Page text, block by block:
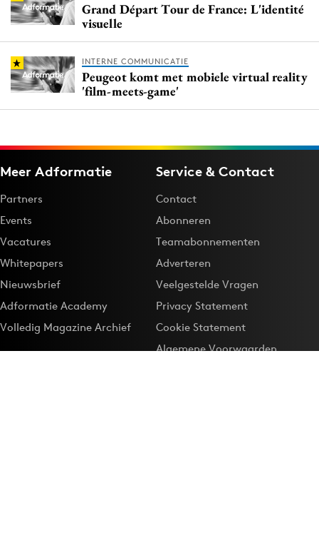
Grand Départ Tour de France: L'identité
visuelle
INTERNE COMMUNICATIE
Peugeot komt met mobiele virtual reality
'film-meets-game'
Meer Adformatie
Partners
Events
Vacatures
Whitepapers
Nieuwsbrief
Adformatie Academy
Volledig Magazine Archief
Service & Contact
Contact
Abonneren
Teamabonnementen
Adverteren
Veelgestelde Vragen
Privacy Statement
Cookie Statement
Algemene Voorwaarden